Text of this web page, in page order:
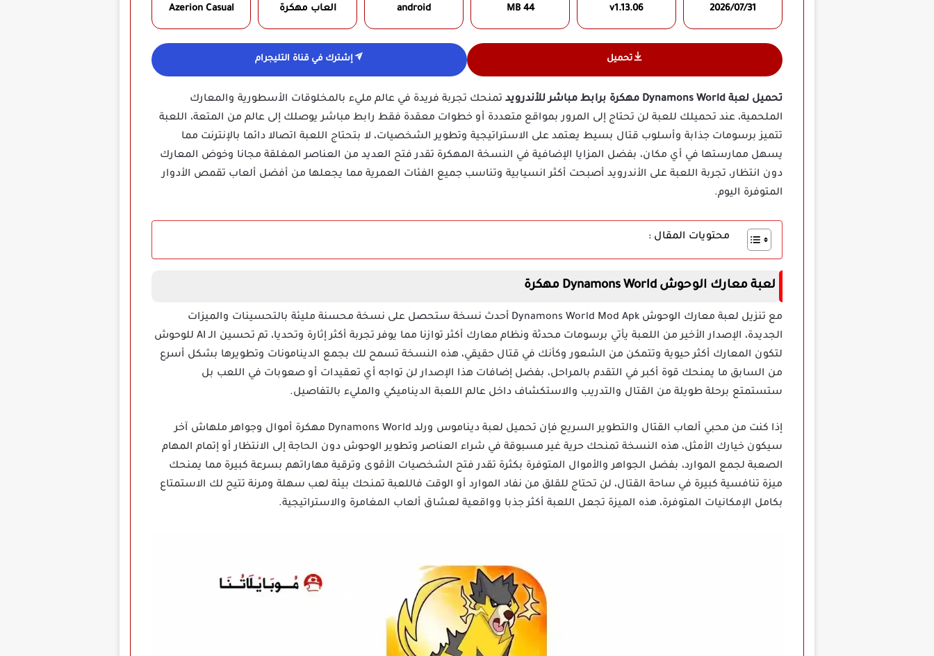
2026/07/31
v1.13.06
44 MB
android العاب مهكرة Azerion Casual‏
تحميل إشترك في قناة التليجرام
تحميل لعبة Dynamons World مهكرة برابط مباشر للأندرويد
تمنحك تجربة فريدة في عالم مليء بالمخلوقات الأسطورية والمعارك
الملحمية، عند تحميلك للعبة لن تحتاج إلى المرور بمواقع متعددة أو خطوات معقدة فقط رابط مباشر يوصلك إلى عالم من المتعة، اللعبة
تتميز برسومات جذابة وأسلوب قتال بسيط يعتمد على الاستراتيجية وتطوير الشخصيات، لا بتحتاج اللعبة اتصالا دائما بالإنترنت مما
يسهل ممارستها في أي مكان، بفضل المزايا الإضافية في النسخة المهكرة تقدر فتح العديد من العناصر المغلقة مجانا وخوض المعارك
دون انتظار، تجربة اللعبة على الأندرويد أصبحت أكثر انسيابية وتناسب جميع الفئات العمرية مما يجعلها من أفضل ألعاب تقمص الأدوار
المتوفرة اليوم.
محتويات المقال :
لعبة معارك الوحوش Dynamons World مهكرة
مع تنزيل لعبة معارك الوحوش Dynamons World Mod Apk أحدث نسخة ستحصل على نسخة محسنة مليئة بالتحسينات والميزات
الجديدة، الإصدار الأخير من اللعبة يأتي برسومات محدثة ونظام معارك أكثر توازنا مما يوفر تجربة أكثر إثارة وتحديا، تم تحسين الـ AI للوحوش
لتكون المعارك أكثر حيوية وتتمكن من الشعور وكأنك في قتال حقيقي، هذه النسخة تسمح لك بجمع الدينامونات وتطويرها بشكل أسرع
من السابق ما يمنحك قوة أكبر في التقدم بالمراحل، بفضل إضافات هذا الإصدار لن تواجه أي تعقيدات أو صعوبات في اللعب بل
ستستمتع برحلة طويلة من القتال والتدريب والاستكشاف داخل عالم اللعبة الديناميكي والمليء بالتفاصيل.
إذا كنت من محبي ألعاب القتال والتطوير السريع فإن تحميل لعبة ديناموس ورلد Dynamons World مهكرة أموال وجواهر ملهاش آخر
سيكون خيارك الأمثل، هذه النسخة تمنحك حرية غير مسبوقة في شراء العناصر وتطوير الوحوش دون الحاجة إلى الانتظار أو إتمام المهام
الصعبة لجمع الموارد، بفضل الجواهر والأموال المتوفرة بكثرة تقدر فتح الشخصيات الأقوى وترقية مهاراتهم بسرعة كبيرة مما يمنحك
ميزة تنافسية كبيرة في ساحة القتال، لن تحتاج للقلق من نفاد الموارد أو الوقت فاللعبة تمنحك بيئة لعب سهلة ومرنة تتيح لك الاستمتاع
بكامل الإمكانيات المتوفرة، هذه الميزة تجعل اللعبة أكثر جذبا وواقعية لعشاق ألعاب المغامرة والاستراتيجية.